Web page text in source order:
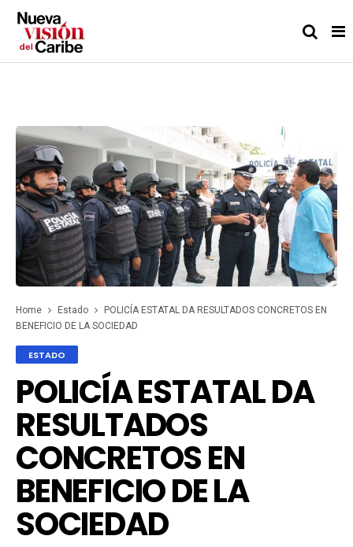
Home Estado
POLICÍA ESTATAL DA RESULTADOS CONCRETOS EN
BENEFICIO DE LA SOCIEDAD
ESTADO
POLICÍA ESTATAL DA
RESULTADOS
CONCRETOS EN
BENEFICIO DE LA
SOCIEDAD